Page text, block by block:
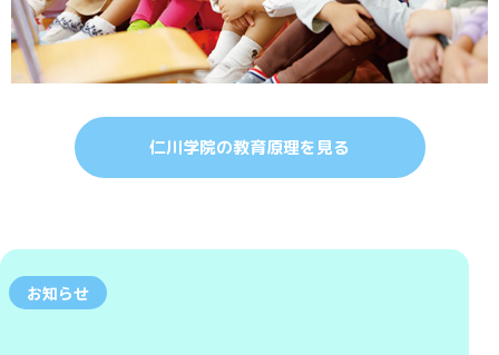
仁川学院の教育原理を見る